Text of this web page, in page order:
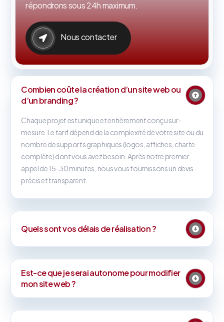
répondrons sous 24h maximum.
Nous contacter
Combien coûte la création d’un site web ou
d’un branding ?
Chaque projet est unique et entièrement conçu sur-
mesure. Le tarif dépend de la complexité de votre site ou du
nombre de supports graphiques (logos, affiches, charte
complète) dont vous avez besoin. Après notre premier
appel de 15-30 minutes, nous vous fournissons un devis
précis et transparent.
Quels sont vos délais de réalisation ?
Est-ce que je serai autonome pour modifier
mon site web ?